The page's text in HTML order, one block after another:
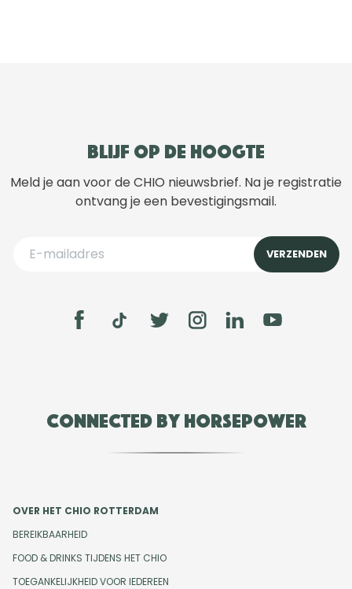
Blijf op de hoogte
Meld je aan voor de CHIO nieuwsbrief. Na je registratie
ontvang je een bevestigingsmail.
Connected by Horsepower
OVER HET CHIO ROTTERDAM
BEREIKBAARHEID
FOOD & DRINKS TIJDENS HET CHIO
TOEGANKELIJKHEID VOOR IEDEREEN